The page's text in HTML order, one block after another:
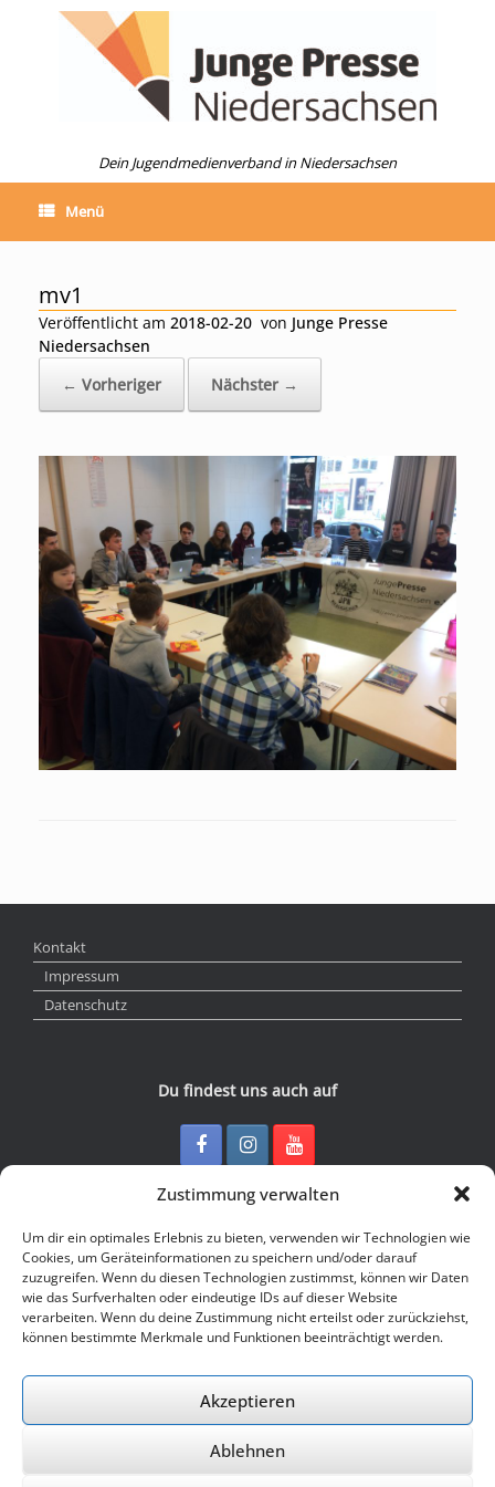
Zustimmung verwalten
Um dir ein optimales Erlebnis zu bieten, verwenden wir Technologien wie
Cookies, um Geräteinformationen zu speichern und/oder darauf
zuzugreifen. Wenn du diesen Technologien zustimmst, können wir Daten
wie das Surfverhalten oder eindeutige IDs auf dieser Website
verarbeiten. Wenn du deine Zustimmung nicht erteilst oder zurückziehst,
können bestimmte Merkmale und Funktionen beeinträchtigt werden.
Akzeptieren
Ablehnen
Dein Jugendmedienverband in Niedersachsen
Menü
mv1
Veröffentlicht am 2018-02-20 von Junge Presse
Niedersachsen
← Vorheriger
Nächster →
Kontakt
Impressum
Datenschutz
Du findest uns auch auf
Kontakt
Junge Presse Niedersachsen e.V.
Rückertstraße 10
30169 Hannover
© 2026 Junge Presse Niedersachsen e.V.